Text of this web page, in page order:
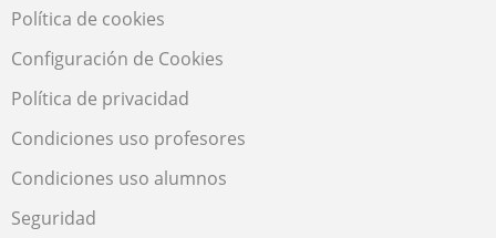
Política de cookies
Configuración de Cookies
Política de privacidad
Condiciones uso profesores
Condiciones uso alumnos
Seguridad